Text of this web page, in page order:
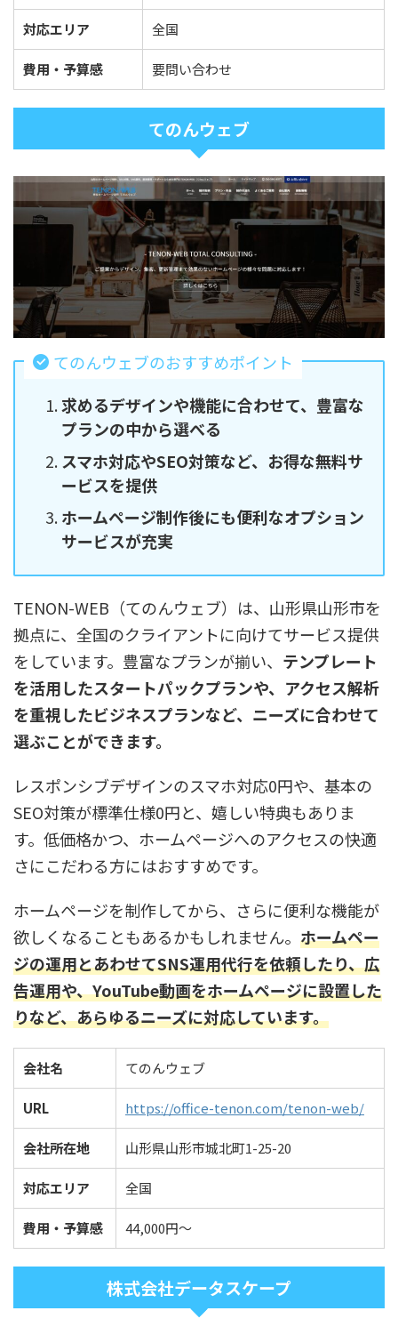
対応エリア 全国
費用・予算感 要問い合わせ
てのんウェブ
てのんウェブのおすすめポイント
求めるデザインや機能に合わせて、豊富な
プランの中から選べる
スマホ対応やSEO対策など、お得な無料サ
ービスを提供
ホームページ制作後にも便利なオプション
サービスが充実
TENON-WEB（てのんウェブ）は、山形県山形市を
拠点に、全国のクライアントに向けてサービス提供
をしています。豊富なプランが揃い、 テンプレート
を活用したスタートパックプランや、アクセス解析
を重視したビジネスプランなど、ニーズに合わせて
選ぶことができます。
レスポンシブデザインのスマホ対応0円や、基本の
SEO対策が標準仕様0円と、嬉しい特典もありま
す。低価格かつ、ホームページへのアクセスの快適
さにこだわる方にはおすすめです。
ホームページを制作してから、さらに便利な機能が
欲しくなることもあるかもしれません。 ホームペー
ジの運用とあわせてSNS運用代行を依頼したり、広
告運用や、YouTube動画をホームページに設置した
りなど、あらゆるニーズに対応しています。
会社名 てのんウェブ
URL https://office-tenon.com/tenon-web/
会社所在地 山形県山形市城北町1-25-20
対応エリア 全国
費用・予算感 44,000円～
株式会社データスケープ